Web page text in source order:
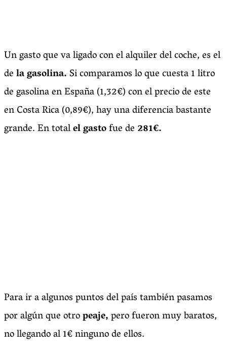
Un gasto que va ligado con el alquiler del coche, es el
dela gasolina.Si comparamos lo que cuesta 1 litro
de gasolina en España (1,32€) con el precio de este
en Costa Rica (0,89€), hay una diferencia bastante
grande. En totalel gastofue de281€.
Para ir a algunos puntos del país también pasamos
por algún que otropeaje,pero fueron muy baratos,
no llegando al 1€ ninguno de ellos.